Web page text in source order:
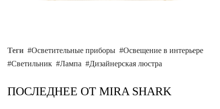
Теги Осветительные приборы
Освещение в интерьере
Светильник
Лампа Дизайнерская люстра
ПОСЛЕДНЕЕ ОТ MIRA SHARK